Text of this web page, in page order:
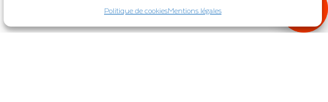
Politique de cookiesMentions légales